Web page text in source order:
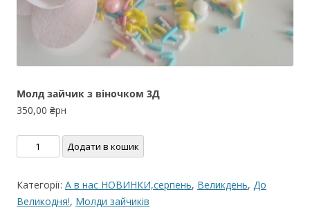
Молд зайчик з віночком 3Д
350,00 ₴рн
Молд
зайчик
віночком
3Д
Додати в кошик
Категорії: А в нас НОВИНКИ,серпень, Великдень, До
Великодня!, Молди зайчиків